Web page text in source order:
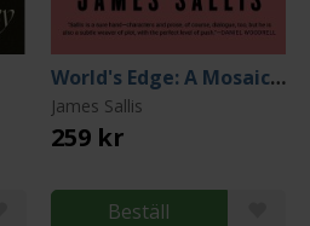
World's Edge: A Mosaic Novel
James Sallis
259 kr
Beställ